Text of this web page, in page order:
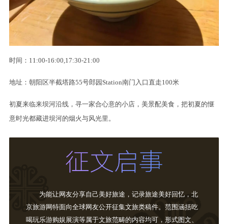
时间：11:00-16:00,17:30-21:00
地址：朝阳区半截塔路55号郎园Station南门入口直走100米
初夏来临来坝河沿线，寻一家合心意的小店，美景配美食，把初夏的惬
意时光都藏进坝河的烟火与风光里。
为能让网友分享自己美好旅途，记录旅途美好回忆，北
京旅游网特面向全球网友公开征集文旅类稿件。范围涵括吃
喝玩乐游购娱展演等属于文旅范畴的内容均可，形式图文、